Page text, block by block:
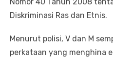
Diskriminasi Ras dan Etnis.
Menurut polisi, V dan M
perkataan yang menghina